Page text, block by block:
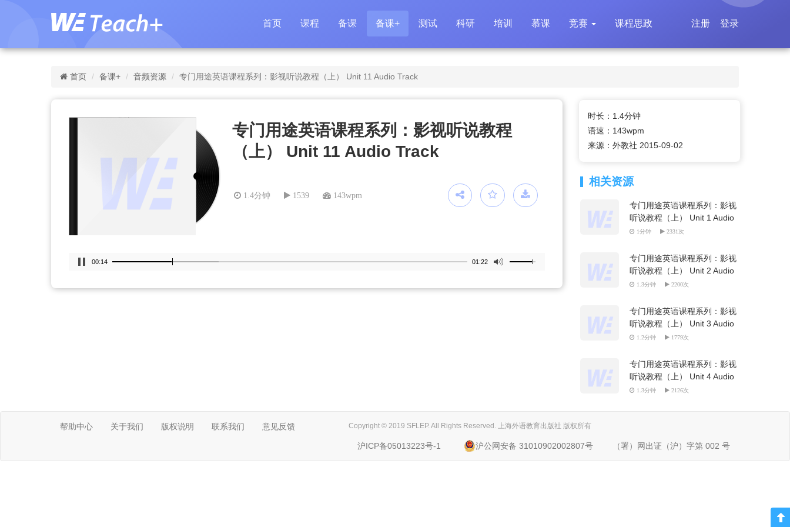
首页 课程 备课 备课+ 测试 科研 培训 慕课 竞赛 课程思政 登录
注册
首页 备课+ 音频资源 专门用途英语课程系列：影视听说教程（上） Unit 11 Audio Track
专门用途英语课程系列：影视听说教程
（上） Unit 11 Audio Track
1.4分钟 1539 143wpm
00:14 01:22
时长：1.4分钟
语速：143wpm
来源：外教社 2015-09-02
相关资源
专门用途英语课程系列：影视
听说教程（上） Unit 1 Audio
Track
1分钟 2331次
专门用途英语课程系列：影视
听说教程（上） Unit 2 Audio
Track
1.3分钟 2200次
专门用途英语课程系列：影视
听说教程（上） Unit 3 Audio
Track
1.2分钟 1779次
专门用途英语课程系列：影视
听说教程（上） Unit 4 Audio
Track
1.3分钟 2126次
帮助中心 关于我们 版权说明 联系我们 意见反馈 Copyright © 2019 SFLEP. All Rights Reserved. 上海外语教育出版社 版权所有
沪ICP备05013223号-1 沪公网安备 31010902002807号 （署）网出证（沪）字第 002 号